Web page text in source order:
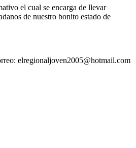
el cual se encarga de llevar
de nuestro bonito estado de
elregionaljoven2005@hotmail.com